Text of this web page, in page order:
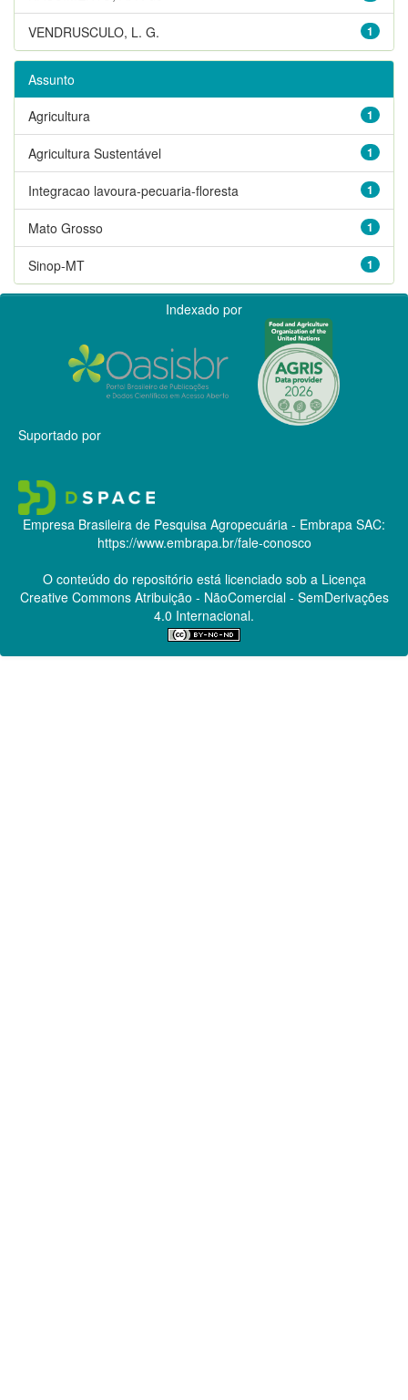
1
VENDRUSCULO, L. G.
Assunto
1
Agricultura
1
Agricultura Sustentável
1
Integracao lavoura-pecuaria-floresta
1
Mato Grosso
1
Sinop-MT
Indexado por
Suportado por
Empresa Brasileira de Pesquisa Agropecuária - Embrapa SAC:
https://www.embrapa.br/fale-conosco
O conteúdo do repositório está licenciado sob a Licença
Creative CommonsAtribuição - NãoComercial - SemDerivações
4.0 Internacional.